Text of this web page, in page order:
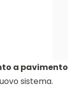
a pavimento
sistema.